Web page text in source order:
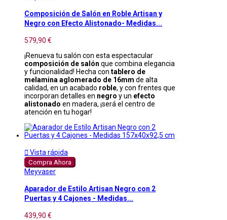
Composición de Salón en Roble Artisan y
Negro con Efecto Alistonado- Medidas...
579,90 €
¡Renueva tu salón con esta espectacular
composición de salón que combina elegancia
y funcionalidad! Hecha con tablero de
melamina aglomerado de 16mm de alta
calidad, en un acabado roble, y con frentes que
incorporan detalles en negro y un efecto
alistonado en madera, ¡será el centro de
atención en tu hogar!
 Vista rápida
Compra Ahora
Meyvaser
Aparador de Estilo Artisan Negro con 2
Puertas y 4 Cajones - Medidas...
439,90 €